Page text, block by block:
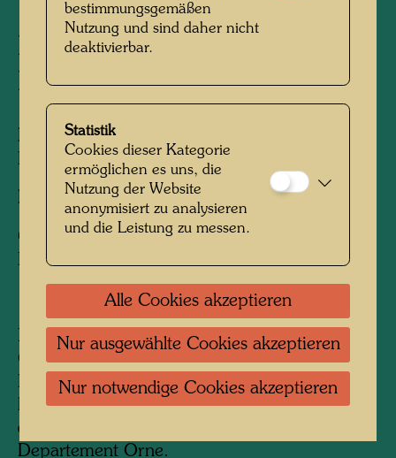
Hundertwasser in La
Picaudière
Personen am Foto:
Hundertwasser
Fotograf:Jacques Sassier
Copyright:Nachlass Jacques Sassier /
Hundertwasser Archiv
Nach dem Erfolg einer Ausstellung in der
Galerie H. Kamer konnte Hundertwasser den
Kauf eines Hauses finanzieren. Er kaufte in
kleines Bauernhaus, genannt "La Picaudière" in
der Nähe von St. Jean de la Forêt, im
Departement Orne.
bestimmungsgemäßen
Nutzung und sind daher nicht
deaktivierbar.
Statistik
Cookies dieser Kategorie
ermöglichen es uns, die
Nutzung der Website
anonymisiert zu analysieren
und die Leistung zu messen.
Alle Cookies akzeptieren
Nur ausgewählte Cookies akzeptieren
Nur notwendige Cookies akzeptieren